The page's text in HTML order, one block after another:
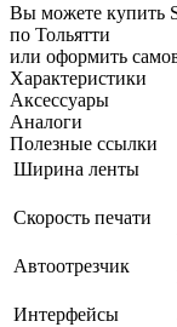
Вы можете купить
по Тольятти
или оформить
Характеристики
Аксессуары
Аналоги
Полезные ссылки
Ширина ленты
Скорость печати
Автоотрезчик
Интерфейсы